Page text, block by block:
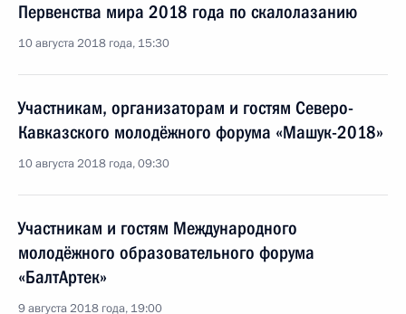
Первенства мира 2018 года по скалолазанию
10 августа 2018 года, 15:30
Участникам, организаторам и гостям Северо-
Кавказского молодёжного форума «Машук-2018»
10 августа 2018 года, 09:30
Участникам и гостям Международного
молодёжного образовательного форума
«БалтАртек»
9 августа 2018 года, 19:00